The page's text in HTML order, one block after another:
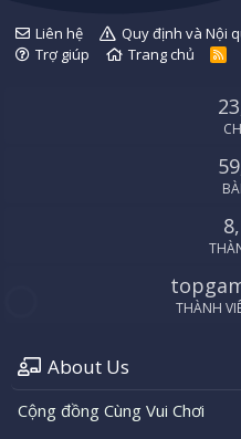
Liên hệ Quy định và Nội
Trợ giúp
Trang chủ
R
THÀNH
About Us
Cộng đồng Cùng Vui Chơi